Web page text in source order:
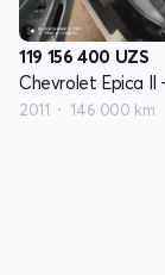
119 156 400 UZS
Chevrolet Epica II
2011 146 000 km